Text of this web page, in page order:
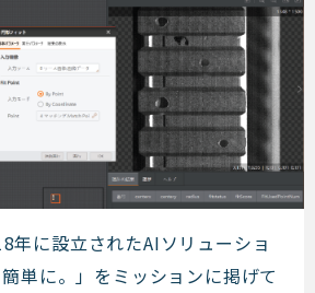
年に設立されたAIソリューショ
単に。」をミッションに掲げて